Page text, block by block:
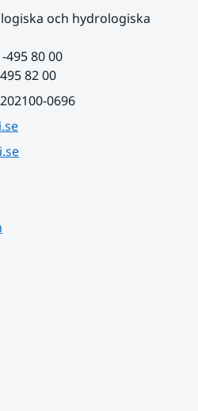
och hydrologiska
495 80 00
82 00
0696